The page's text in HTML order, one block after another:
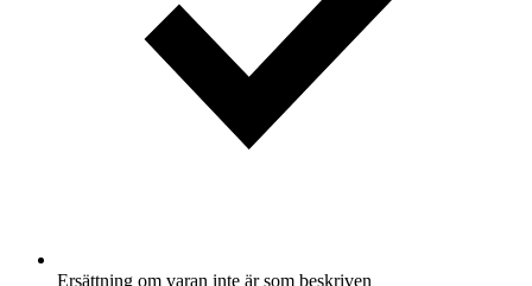
Ersättning om varan inte är som beskriven